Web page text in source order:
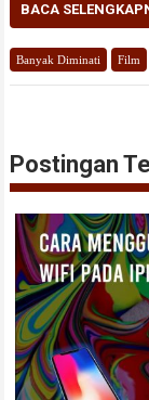
BACA
Banyak Diminati Film
Postingan